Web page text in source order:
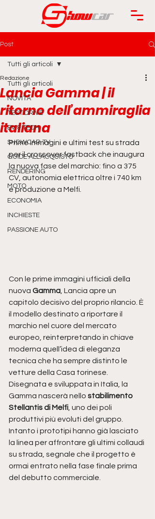
Post
Tutti gli articoli
NOVITÀ
TEST DRIVE
EV & TECH
SHOWCAR TV
GUIDE ALL'ACQUISTO
RENDERING
MOTO
ECONOMIA
INCHIESTE
PASSIONE AUTO
Tutti gli articoli
Lancia Gamma | il
ritorno dell’ammiraglia
italiana
Redazione
Prime immagini e ultimi test su strada
per il crossover fastback che inaugura
la nuova fase del marchio: fino a 375
CV, autonomia elettrica oltre i 740 km
e produzione a Melfi.
Con le prime immagini ufficiali della
nuova Gamma , Lancia apre un
capitolo decisivo del proprio rilancio. È
il modello destinato a riportare il
marchio nel cuore del mercato
europeo, reinterpretando in chiave
moderna quell’idea di eleganza
tecnica che ha sempre distinto le
vetture della Casa torinese.
Disegnata e sviluppata in Italia, la
Gamma nascerà nello stabilimento
Stellantis di Melfi , uno dei poli
produttivi più evoluti del gruppo.
Intanto i prototipi hanno già lasciato
la linea per affrontare gli ultimi collaudi
su strada, segnale che il progetto è
ormai entrato nella fase finale prima
del debutto commerciale.